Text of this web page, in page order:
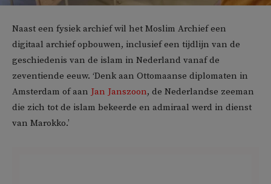
Naast een fysiek archief wil het Moslim Archief een
digitaal archief opbouwen, inclusief een tijdlijn van de
geschiedenis van de islam in Nederland vanaf de
zeventiende eeuw. ‘Denk aan Ottomaanse diplomaten in
Amsterdam of aan Jan Janszoon, de Nederlandse zeeman
die zich tot de islam bekeerde en admiraal werd in dienst
van Marokko.’